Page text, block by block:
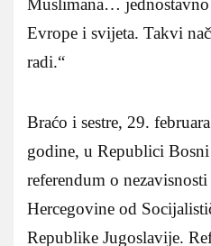
Evrope i svijeta. Takvi
radi.“
Braćo i sestre, 29.
godine, u Republici
referendum o
Hercegovine od
Republike Jugoslavije.